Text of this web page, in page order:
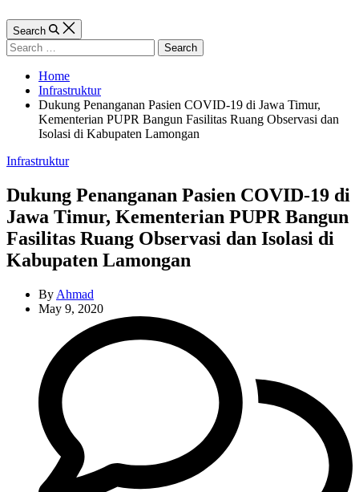
Search
Search
for:
Home
Infrastruktur
Dukung Penanganan Pasien COVID-19 di Jawa Timur,
Kementerian PUPR Bangun Fasilitas Ruang Observasi dan
Isolasi di Kabupaten Lamongan
Categories
Infrastruktur
Dukung Penanganan Pasien COVID-19 di
Jawa Timur, Kementerian PUPR Bangun
Fasilitas Ruang Observasi dan Isolasi di
Kabupaten Lamongan
By Ahmad
May 9, 2020